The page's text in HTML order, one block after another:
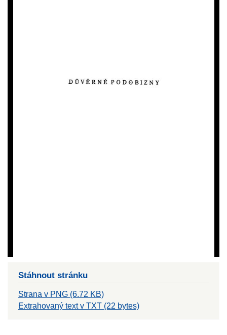
Stáhnout stránku
Strana v PNG (6.72 KB)
Extrahovaný text v TXT (22 bytes)